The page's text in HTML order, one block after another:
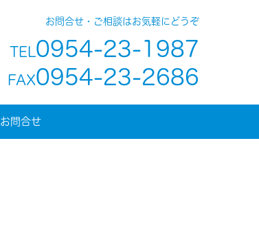
お問合せ・ご相談はお気軽にどうぞ
TEL0954-23-1987
FAX0954-23-2686
お問合せ